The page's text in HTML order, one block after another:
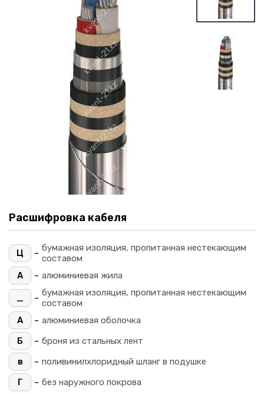
Расшифровка кабеля
Ц - бумажная изоляция, пропитанная нестекающим
составом
А
- алюминиевая жила
_ - бумажная изоляция, пропитанная нестекающим
составом
А
- алюминиевая оболочка
Б
- броня из стальных лент
в
- поливинилхлоридный шланг в подушке
Г
- без наружного покрова